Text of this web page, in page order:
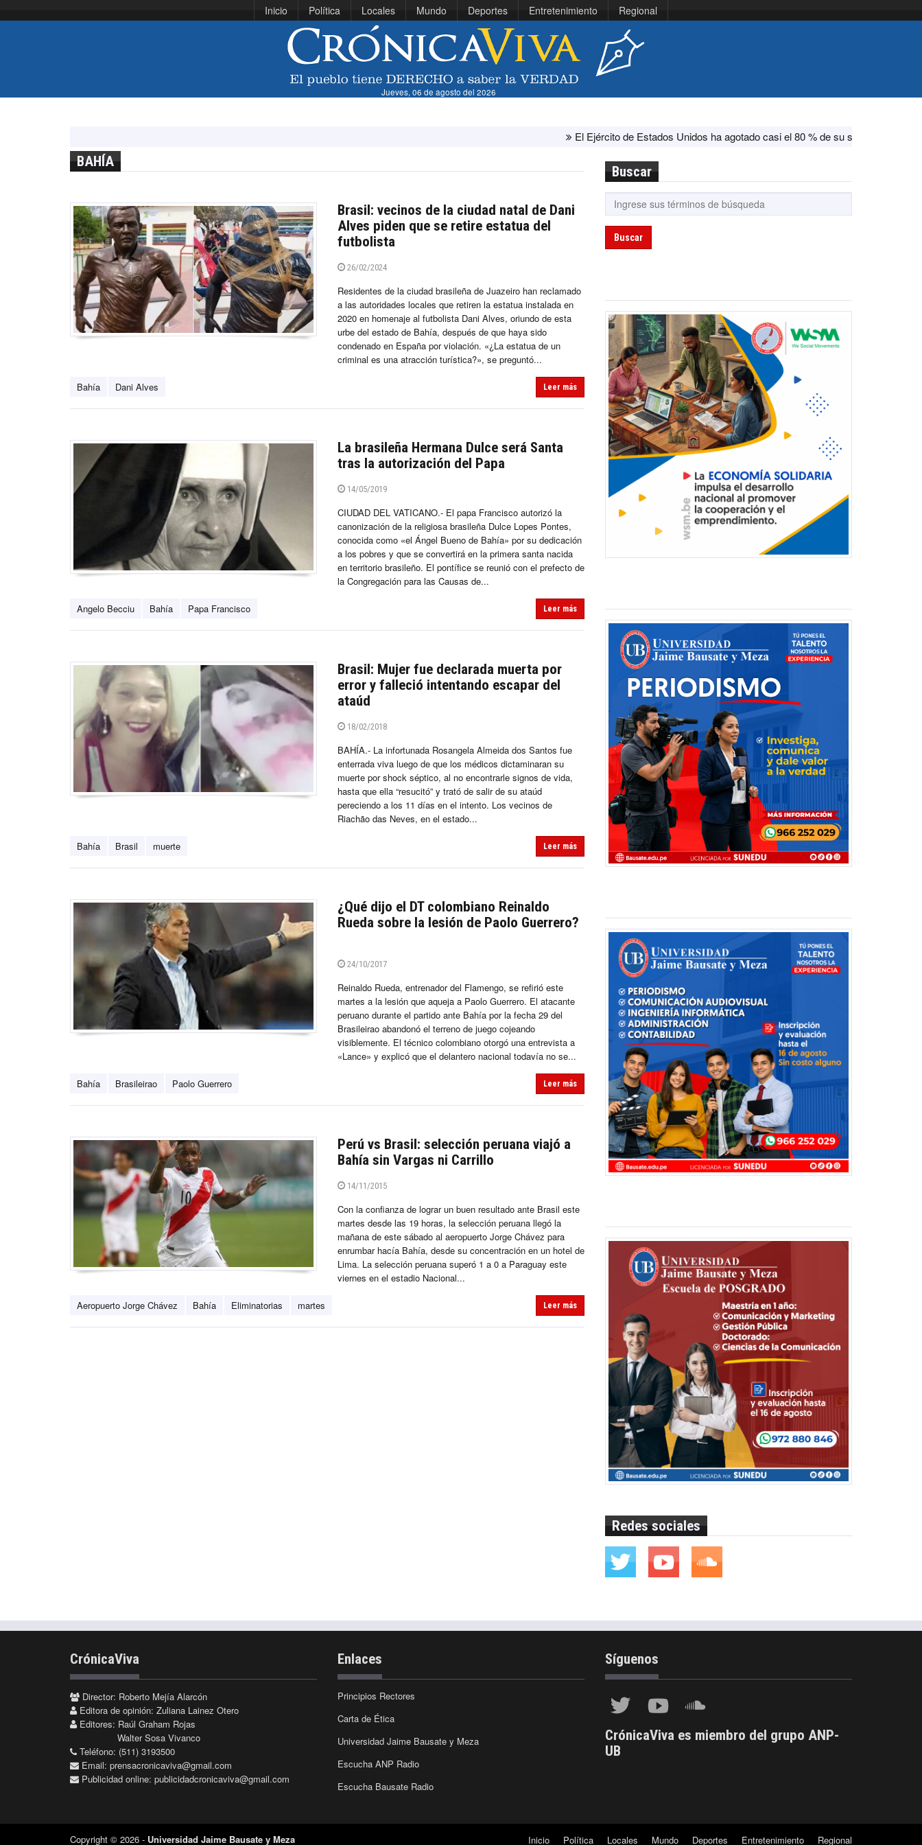
Inicio Política Locales Mundo Deportes Entretenimiento Regional
Jueves, 06 de agosto del 2026
El Ejército de Estados Unidos ha agotado casi el 80 % de su sistema antimisiles, según
BAHÍA
Brasil: vecinos de la ciudad natal de Dani
Alves piden que se retire estatua del
futbolista
26/02/2024
Residentes de la ciudad brasileña de Juazeiro han reclamado
a las autoridades locales que retiren la estatua instalada en
2020 en homenaje al futbolista Dani Alves, oriundo de esta
urbe del estado de Bahía, después de que haya sido
condenado en España por violación. «¿La estatua de un
criminal es una atracción turística?», se preguntó...
Bahía Dani Alves Leer más
La brasileña Hermana Dulce será Santa
tras la autorización del Papa
14/05/2019
CIUDAD DEL VATICANO.- El papa Francisco autorizó la
canonización de la religiosa brasileña Dulce Lopes Pontes,
conocida como «el Ángel Bueno de Bahía» por su dedicación
a los pobres y que se convertirá en la primera santa nacida
en territorio brasileño. El pontífice se reunió con el prefecto de
la Congregación para las Causas de...
Angelo Becciu Bahía Papa Francisco Leer más
Brasil: Mujer fue declarada muerta por
error y falleció intentando escapar del
ataúd
18/02/2018
BAHÍA.- La infortunada Rosangela Almeida dos Santos fue
enterrada viva luego de que los médicos dictaminaran su
muerte por shock séptico, al no encontrarle signos de vida,
hasta que ella “resucitó” y trató de salir de su ataúd
pereciendo a los 11 días en el intento. Los vecinos de
Riachão das Neves, en el estado...
Bahía Brasil muerte Leer más
¿Qué dijo el DT colombiano Reinaldo
Rueda sobre la lesión de Paolo Guerrero?
24/10/2017
Reinaldo Rueda, entrenador del Flamengo, se refirió este
martes a la lesión que aqueja a Paolo Guerrero. El atacante
peruano durante el partido ante Bahía por la fecha 29 del
Brasileirao abandonó el terreno de juego cojeando
visiblemente. El técnico colombiano otorgó una entrevista a
«Lance» y explicó que el delantero nacional todavía no se...
Bahía Brasileirao Paolo Guerrero Leer más
Perú vs Brasil: selección peruana viajó a
Bahía sin Vargas ni Carrillo
14/11/2015
Con la confianza de lograr un buen resultado ante Brasil este
martes desde las 19 horas, la selección peruana llegó la
mañana de este sábado al aeropuerto Jorge Chávez para
enrumbar hacía Bahía, desde su concentración en un hotel de
Lima. La selección peruana superó 1 a 0 a Paraguay este
viernes en el estadio Nacional...
Aeropuerto Jorge Chávez Bahía Eliminatorias martes Leer más
Buscar
Buscar
Redes sociales
CrónicaViva
Director: Roberto Mejía Alarcón
Editora de opinión: Zuliana Lainez Otero
Editores: Raúl Graham Rojas
Walter Sosa Vivanco
Teléfono: (511) 3193500
Email: prensacronicaviva@gmail.com
Publicidad online: publicidadcronicaviva@gmail.com
Enlaces
Principios Rectores
Carta de Ética
Universidad Jaime Bausate y Meza
Escucha ANP Radio
Escucha Bausate Radio
Síguenos
CrónicaViva es miembro del grupo ANP-
UB
Copyright © 2026 - Universidad Jaime Bausate y Meza Inicio Política Locales Mundo Deportes Entretenimiento Regional